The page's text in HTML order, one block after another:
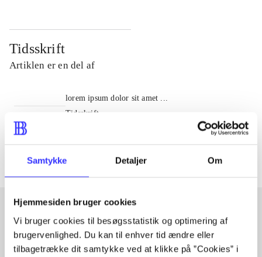
Samtykke Detaljer Om
Hjemmesiden bruger cookies
Vi bruger cookies til besøgsstatistik og optimering af
brugervenlighed. Du kan til enhver tid ændre eller
tilbagetrække dit samtykke ved at klikke på ”Cookies” i
Tidsskrift
Artiklen er en del af
lorem ipsum dolor sit amet ...
Tidsskrift
Artiklerne i
Artikler med samme emner
Fra